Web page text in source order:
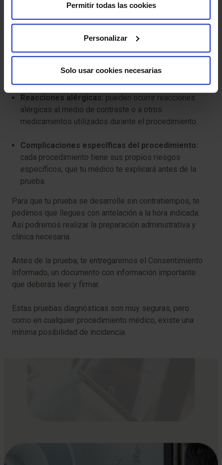
Permitir todas las cookies
Personalizar
Solo usar cookies necesarias
la punción o en el área tratada.
Lesión de vasos sanguíneos:en raras ocasiones, se
procedimiento.
Reacciones alérgicas: pueden ocurrir reacciones
alérgicas al medio de contraste o a otros
medicamentos utilizados durante el procedimiento.
Complicaciones específicas del procedimiento:
cada procedimiento tiene sus propios riesgos
específicos, que tu médico te explicará antes de la
prueba.
Para que tu prueba se desarrolle sin contratiempos, te
pedimos que llegues con antelación a la hora indicada.
Así podremos realizar la preparación administrativa y
clínica necesaria.
Antes de la prueba, te entregaremos el Consentimiento
Informado, un documento con información importante
que deberás leer y firmar.
Estas pruebas diagnósticas son muy seguras, pero
como en cualquier procedimiento médico, existe una
mínima posibilidad de incidencia.